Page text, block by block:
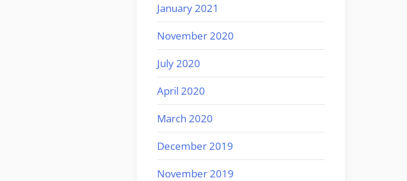
January 2021
November 2020
July 2020
April 2020
March 2020
December 2019
November 2019